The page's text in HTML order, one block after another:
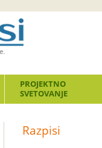
PROJEKTNO
SVETOVANJE
Razpisi